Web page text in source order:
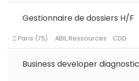
Levallois-Perret ABIL Ressources
Gestionnaire de dossiers H/F
ABIL Ressources
Business developer